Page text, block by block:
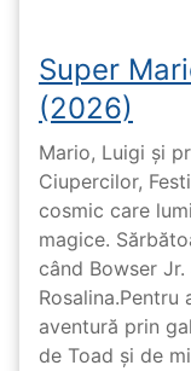
Super
(2026)
Mario, Luigi și
Ciupercilor,
cosmic care
magice.
când Bowser
aventură prin
de Toad și de